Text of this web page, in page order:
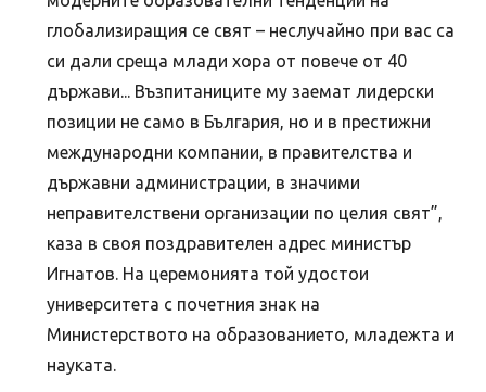
глобализиращия се свят – неслучайно при вас са
си дали среща млади хора от повече от 40
държави... Възпитаниците му заемат лидерски
позиции не само в България, но и в престижни
международни компании, в правителства и
държавни администрации, в значими
неправителствени организации по целия свят”,
каза в своя поздравителен адрес министър
Игнатов. На церемонията той удостои
университета с почетния знак на
Министерството на образованието, младежта и
науката.